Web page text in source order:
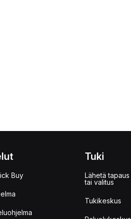
Buy
Tuki
Lähetä tapaus
tai valitus
Tukikeskus